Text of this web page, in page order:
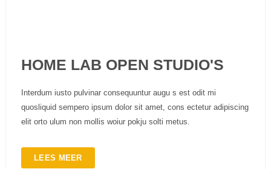
HOME LAB OPEN STUDIO'S
Interdum iusto pulvinar consequuntur augu s est odit mi
quosliquid sempero ipsum dolor sit amet, cons ectetur adipiscing
elit orto ulum non mollis woiur pokju solti metus.
LEES MEER